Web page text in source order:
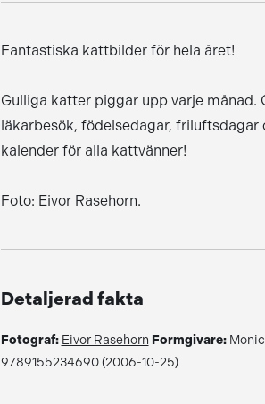
Fantastiska kattbilder för hela året!
Gulliga katter piggar upp varje
läkarbesök, födelsedagar,
kalender för alla kattvänner!
Foto: Eivor Rasehorn.
Detaljerad fakta
Fotograf: Eivor Rasehorn Formgivare:
9789155234690 (2006-10-25)